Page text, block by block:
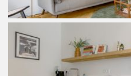
approximately 125 m². The house
room with an open kitchen, three
large bathroom, and a lot of storage
maintained garden is located in
very nice finish.